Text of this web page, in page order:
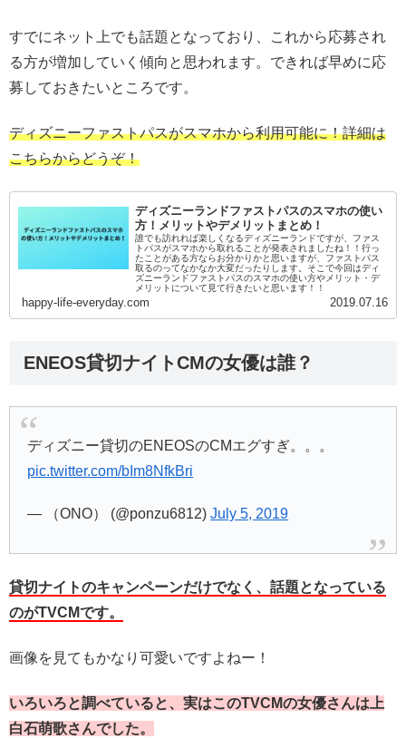
すでにネット上でも話題となっており、これから応募され
る方が増加していく傾向と思われます。できれば早めに応
募しておきたいところです。
ディズニーファストパスがスマホから利用可能に！詳細は
こちらからどうぞ！
ディズニーランドファストパスのスマホの使い
方！メリットやデメリットまとめ！
誰でも訪れれば楽しくなるディズニーランドですが、ファス
トパスがスマホから取れることが発表されましたね！！行っ
たことがある方ならお分かりかと思いますが、ファストパス
取るのってなかなか大変だったりします。そこで今回はディ
ズニーランドファストパスのスマホの使い方やメリット・デ
メリットについて見て行きたいと思います！！
happy-life-everyday.com 2019.07.16
ENEOS貸切ナイトCMの女優は誰？
ディズニー貸切のENEOSのCMエグすぎ。。。
pic.twitter.com/bIm8NfkBri
— （ONO） (@ponzu6812)July 5, 2019
貸切ナイトのキャンペーンだけでなく、話題となっている
のがTVCMです。
画像を見てもかなり可愛いですよねー！
いろいろと調べていると、実はこのTVCMの女優さんは上
白石萌歌さんでした。